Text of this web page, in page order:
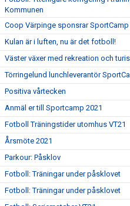
Kommunen
Coop Värpinge sponsrar SportCamp
Kulan är i luften, nu är det fotboll!
Väster växer med rekreation och
Törringelund lunchleverantör
Positiva vårtecken
Anmäl er till Sportcamp 2021
Fotboll Träningstider utomhus VT21
Årsmöte 2021
Parkour: Påsklov
Fotboll: Träningar under påsklovet
Fotboll: Träningar under påsklovet